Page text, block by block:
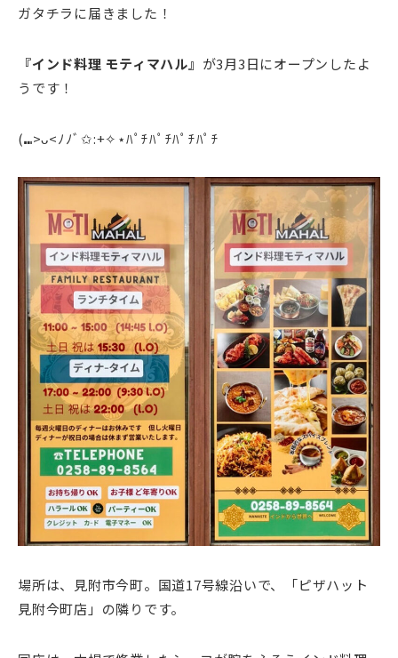
ガタチラに届きました！
『インド料理 モティマハル』 が3月3日にオープンしたよ
うです！
(⑉>ᴗ<ﾉﾉﾞ✩:+✧︎⋆ﾊﾟﾁﾊﾟﾁﾊﾟﾁﾊﾟﾁ
場所は、見附市今町。国道17号線沿いで、「ピザハット
見附今町店」の隣りです。